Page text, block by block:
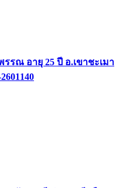
รณ อายุ 25 ปี อ.เขาชะเมา